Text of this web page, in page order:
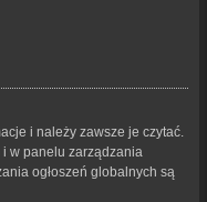
i należy zawsze je czytać.
w panelu zarządzania
ogłoszeń globalnych są